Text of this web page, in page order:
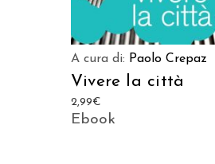
A cura di: Paolo Crepaz
Vivere la città
2,99€
Ebook